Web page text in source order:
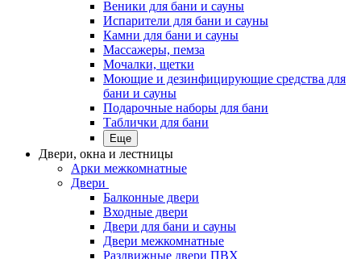
Веники для бани и сауны
Испарители для бани и сауны
Камни для бани и сауны
Массажеры, пемза
Мочалки, щетки
Моющие и дезинфицирующие средства для
бани и сауны
Подарочные наборы для бани
Таблички для бани
Еще
Двери, окна и лестницы
Арки межкомнатные
Двери
Балконные двери
Входные двери
Двери для бани и сауны
Двери межкомнатные
Раздвижные двери ПВХ